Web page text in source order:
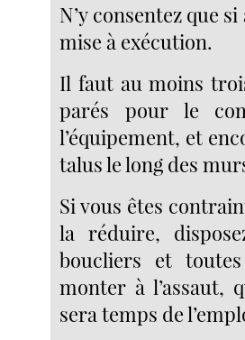
N’y consentez que
mise à exécution.
Il faut au moins
parés pour le
l’équipement, et
talus le long des
Si vous êtes
la réduire,
boucliers et
monter à l’assaut,
sera temps de